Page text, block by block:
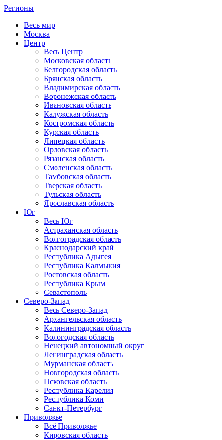
Регионы
Весь мир
Москва
Центр
Весь Центр
Московская область
Белгородская область
Брянская область
Владимирская область
Воронежская область
Ивановская область
Калужская область
Костромская область
Курская область
Липецкая область
Орловская область
Рязанская область
Смоленская область
Тамбовская область
Тверская область
Тульская область
Ярославская область
Юг
Весь Юг
Астраханская область
Волгоградская область
Краснодарский край
Республика Адыгея
Республика Калмыкия
Ростовская область
Республика Крым
Севастополь
Северо-Запад
Весь Северо-Запад
Архангельская область
Калининградская область
Вологодская область
Ненецкий автономный округ
Ленинградская область
Мурманская область
Новгородская область
Псковская область
Республика Карелия
Республика Коми
Санкт-Петербург
Приволжье
Всё Приволжье
Кировская область